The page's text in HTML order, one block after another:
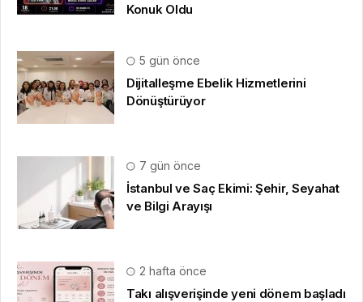
Konuk Oldu
5 gün önce
Dijitalleşme Ebelik Hizmetlerini
Dönüştürüyor
7 gün önce
İstanbul ve Saç Ekimi: Şehir, Seyahat
ve Bilgi Arayışı
2 hafta önce
Takı alışverişinde yeni dönem başladı